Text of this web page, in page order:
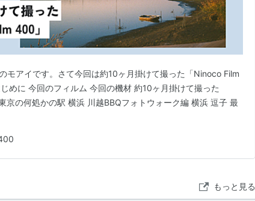
モアイです。さて今回は約10ヶ月掛けて撮った「Ninoco Film
めに 今回のフィルム 今回の機材 約10ヶ月掛けて撮った
京の何処かの駅 横浜 川越BBQフォトウォーク編 横浜 逗子 最
もっと見る